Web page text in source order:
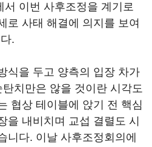
서 이번 사후조정을 계기로
로 사태 해결에 의지를 보여
.
식을 두고 양측의 입장 차가
치만은 않을 것이란 시각도
협상 테이블에 앉기 전 핵심
을 내비치며 교섭 결렬도 시
니다. 이날 사후조정회의에